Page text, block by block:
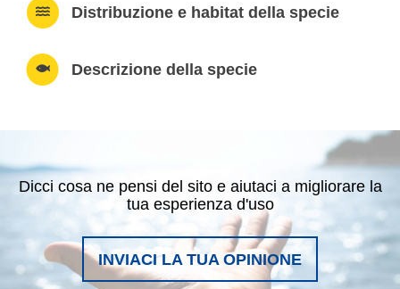
Distribuzione e habitat della specie
Descrizione della specie
Dicci cosa ne pensi del sito e aiutaci a migliorare la
tua esperienza d'uso
INVIACI LA TUA OPINIONE